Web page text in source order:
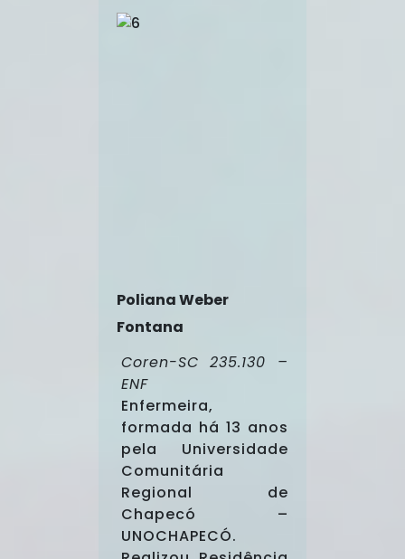
Poliana Weber
Fontana
Coren-SC 235.130 –
ENF
Enfermeira,
formada há 13 anos
pela Universidade
Comunitária
Regional de
Chapecó –
UNOCHAPECÓ.